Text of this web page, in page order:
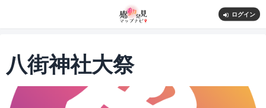
ログイン
八街神社大祭